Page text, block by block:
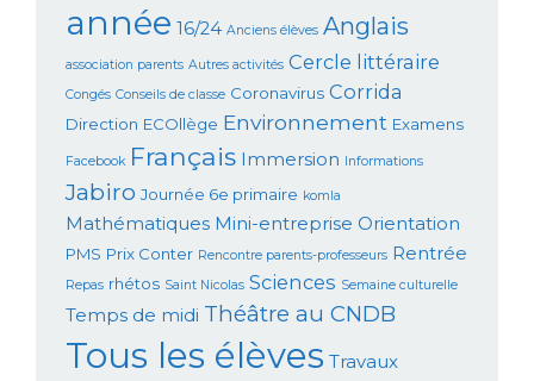
année 16/24 Anciens élèves Anglais
association parents Autres activités Cercle littéraire
Congés Conseils de classe Coronavirus Corrida
Direction ECOllège Environnement Examens
Facebook Français Immersion Informations
Jabiro Journée 6e primaire komla
Mathématiques Mini-entreprise Orientation
PMS Prix Conter Rencontre parents-professeurs Rentrée
Repas rhétos Saint Nicolas Sciences Semaine culturelle
Temps de midi Théâtre au CNDB
Tous les élèves Travaux